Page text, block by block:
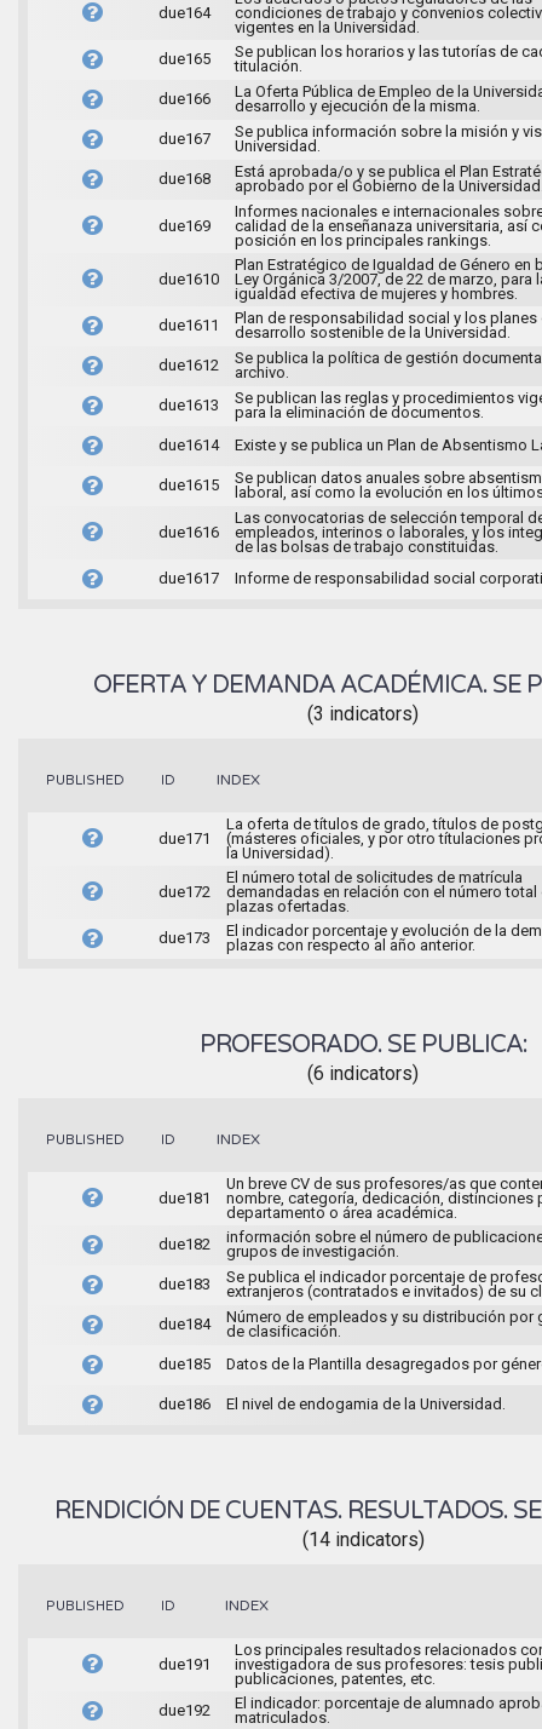
due164
condiciones de trabajo y convenios
vigentes en la Universidad.
due165
Se publican los horarios y las tutorías de
titulación.
due166
La Oferta Pública de Empleo de la
desarrollo y ejecución de la misma.
due167
Se publica información sobre la misión y
Universidad.
due168
Está aprobada/o y se publica el Plan
aprobado por el Gobierno de la
due169
Informes nacionales e internacionales
calidad de la enseñanaza universitaria, así
posición en los principales rankings.
due1610
Plan Estratégico de Igualdad de Género en
Ley Orgánica 3/2007, de 22 de marzo, para
igualdad efectiva de mujeres y hombres.
due1611
Plan de responsabilidad social y los planes
desarrollo sostenible de la Universidad.
due1612
Se publica la política de gestión
archivo.
due1613
Se publican las reglas y procedimientos
para la eliminación de documentos.
due1614
Existe y se publica un Plan de Absentismo
due1615
Se publican datos anuales sobre
laboral, así como la evolución en los
due1616
Las convocatorias de selección temporal
empleados, interinos o laborales, y los
de las bolsas de trabajo constituidas.
due1617
Informe de responsabilidad social
OFERTA Y DEMANDA ACADÉMICA. SE
(3 indicators)
PUBLISHED ID INDEX
due171
La oferta de títulos de grado, títulos de
(másteres oficiales, y por otro títulaciones
la Universidad).
due172
El número total de solicitudes de matrícula
demandadas en relación con el número total
plazas ofertadas.
due173
El indicador porcentaje y evolución de la
plazas con respecto al año anterior.
PROFESORADO. SE PUBLICA:
(6 indicators)
PUBLISHED ID INDEX
due181
Un breve CV de sus profesores/as que
nombre, categoría, dedicación, distinciones
departamento o área académica.
due182
información sobre el número de
grupos de investigación.
due183
Se publica el indicador porcentaje de
extranjeros (contratados e invitados) de su
due184
Número de empleados y su distribución por
de clasificación.
due185
Datos de la Plantilla desagregados por
due186 El nivel de endogamia de la Universidad.
RENDICIÓN DE CUENTAS. RESULTADOS.
(14 indicators)
PUBLISHED ID INDEX
due191
Los principales resultados relacionados
investigadora de sus profesores: tesis
publicaciones, patentes, etc.
due192
El indicador: porcentaje de alumnado
matriculados.